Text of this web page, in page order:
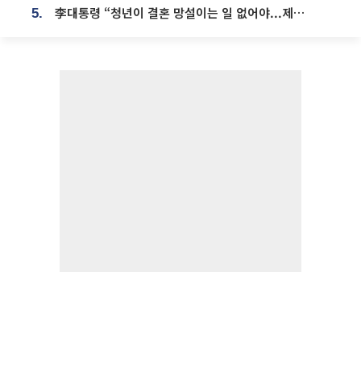
5. 李대통령 “청년이 결혼 망설이는 일 없어야...제도상 불이익 조사”